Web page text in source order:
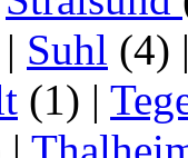
| Suhl (4)
(1) |